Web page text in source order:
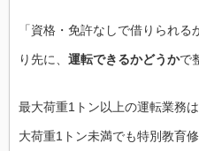
「資格・免許なしで借りられ
り先に、 運転できるかどうかで
最大荷重1トン以上の運転業務
大荷重1トン未満でも特別教育